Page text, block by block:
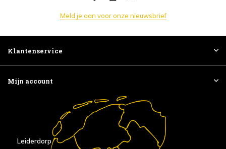
Meld je aan voor onze nieuwsbrief
Klantenservice
Mijn account
Leiderdorp